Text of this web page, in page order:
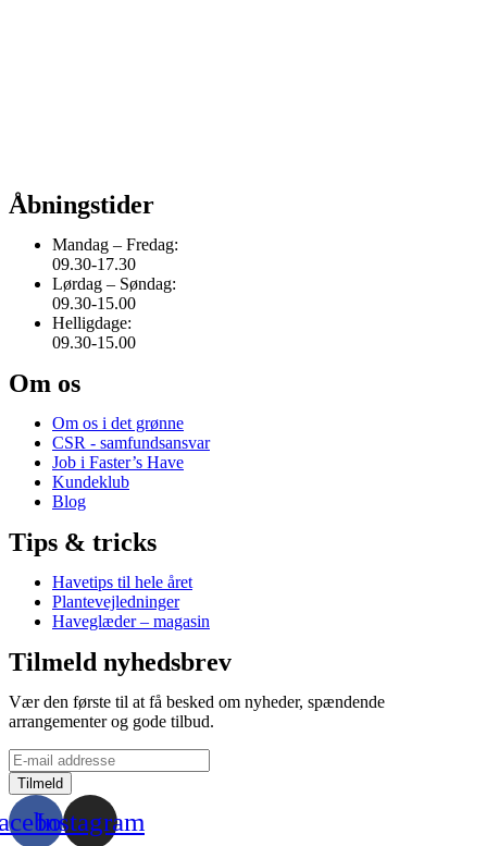
Åbningstider
Mandag – Fredag:
09.30-17.30
Lørdag – Søndag:
09.30-15.00
Helligdage:
09.30-15.00
Om os
Om os i det grønne
CSR - samfundsansvar
Job i Faster’s Have
Kundeklub
Blog
Tips & tricks
Havetips til hele året
Plantevejledninger
Haveglæder – magasin
Tilmeld nyhedsbrev
Vær den første til at få besked om nyheder, spændende
arrangementer og gode tilbud.
Instagram